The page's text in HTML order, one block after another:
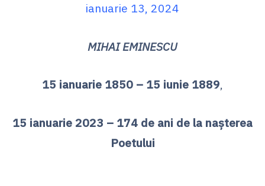
ianuarie 13, 2024
MIHAI EMINESCU
15 ianuarie 1850 – 15 iunie 1889,
15 ianuarie 2023 – 174 de ani de la naşterea
Poetului